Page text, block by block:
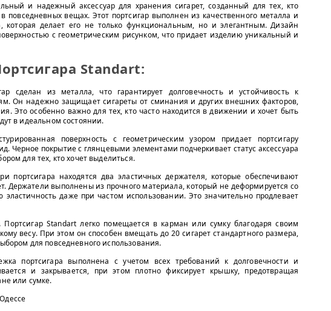
и надежный аксессуар для хранения сигарет, созданный для тех, кто
повседневных вещах. Этот портсигар выполнен из качественного металла и
которая делает его не только функциональным, но и элегантным. Дизайн
с геометрическим рисунком, что придает изделию уникальный и
Standart:
сделан из металла, что гарантирует долговечность и устойчивость к
Он надежно защищает сигареты от сминания и других внешних факторов,
Это особенно важно для тех, кто часто находится в движении и хочет быть
в идеальном состоянии.
поверхность с геометрическим узором придает портсигару
Черное покрытие с глянцевыми элементами подчеркивает статус аксессуара
для тех, кто хочет выделиться.
портсигара находятся два эластичных держателя, которые обеспечивают
Держатели выполнены из прочного материала, который не деформируется со
даже при частом использовании. Это значительно продлевает
. Портсигар Standart легко помещается в карман или сумку благодаря своим
весу. При этом он способен вмещать до 20 сигарет стандартного размера,
для повседневного использования.
портсигара выполнена с учетом всех требований к долговечности и
и закрывается, при этом плотно фиксирует крышку, предотвращая
или сумке.